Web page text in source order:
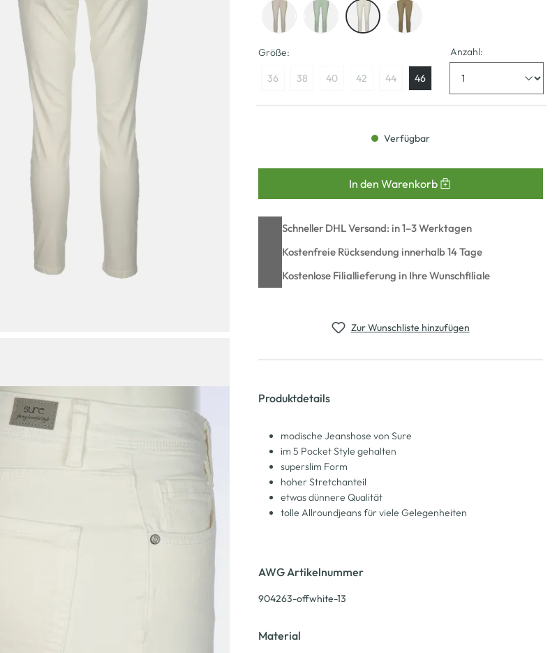
Größe:
36 38 40 42 44 46
Anzahl:
Verfügbar
In den Warenkorb
Schneller DHL Versand: in 1–3 Werktagen
Kostenfreie Rücksendung innerhalb 14 Tage
Kostenlose Filiallieferung in Ihre Wunschfiliale
Zur Wunschliste hinzufügen
Produktdetails
modische Jeanshose von Sure
im 5 Pocket Style gehalten
superslim Form
hoher Stretchanteil
etwas dünnere Qualität
tolle Allroundjeans für viele Gelegenheiten
AWG Artikelnummer
904263-offwhite-13
Material